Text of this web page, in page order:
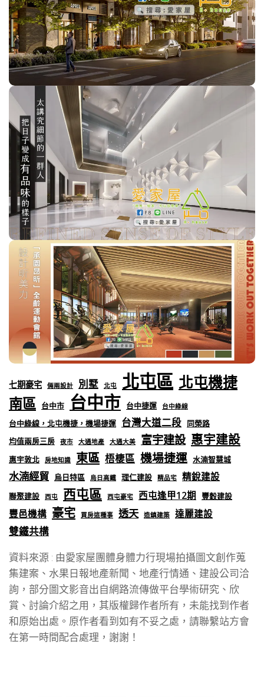
七期豪宅 倆兩設計 別墅 北屯 北屯區 北屯機捷
南區 台中市 台中市 台中捷運 台中綠線
台中綠線，北屯機捷，機場捷運 台灣大道二段 同榮路
均值兩房三房
夜市 大通地產 大通大美 富宇建設 惠宇建設
惠宇敦北 房地知識 東區 梧棲區 機場捷運 水湳智慧城
水湳經貿 烏日特區 烏日高鐵 理仁建設 精品宅 精銳建設
聯聚建設 西屯 西屯區 西屯豪宅 西屯逢甲12期 豐穀建設
豐邑機構 豪宅 買房這種事 透天 造鎮建築 達麗建設
雙鐵共構
資料來源 : 由愛家屋團體身體力行現場拍攝圖文創作蒐
集建案、水果日報地產新聞、地產行情通、建設公司洽
詢，部分圖文影音出自網路流傳做平台學術研究、欣
賞、討論介紹之用，其版權歸作者所有，未能找到作者
和原始出處。原作者看到如有不妥之處，請聯繫站方會
在第一時間配合處理，謝謝！